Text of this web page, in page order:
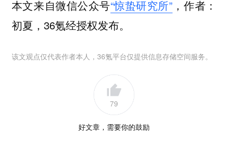
本文来自微信公众号“惊蛰研究所”，作者：
初夏，36氪经授权发布。
该文观点仅代表作者本人，36氪平台仅提供信息存储空间服务。
79
好文章，需要你的鼓励